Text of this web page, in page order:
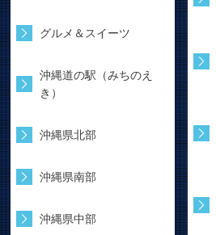
グルメ＆スイーツ
沖縄道の駅（みちのえ
き）
沖縄県北部
沖縄県南部
沖縄県中部